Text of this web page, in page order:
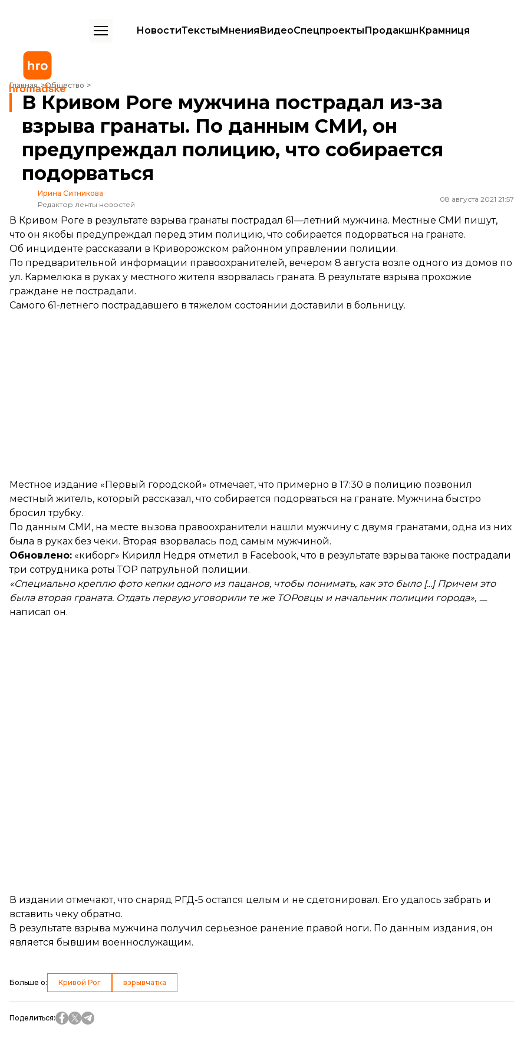
НовостиТекстыМненияВидеоСпецпроектыПродакшнКрамниця
Главная Общество
В Кривом Роге мужчина пострадал из-за взрыва гранаты. По данным СМИ, он предупреждал полицию, что собирается подорваться
В Кривом Роге мужчина пострадал из-за
взрыва гранаты. По данным СМИ, он
предупреждал полицию, что собирается
подорваться
Ирина Ситникова
Редактор ленты новостей
08 августа 2021 21:57
В Кривом Роге в результате взрыва гранаты пострадал 61—летний мужчина. Местные СМИ пишут,
что он якобы предупреждал перед этим полицию, что собирается подорваться на гранате.
Об инциденте рассказали в Криворожском районном управлении полиции.
По предварительной информации правоохранителей, вечером 8 августа возле одного из домов по
ул. Кармелюка в руках у местного жителя взорвалась граната. В результате взрыва прохожие
граждане не пострадали.
Самого 61-летнего пострадавшего в тяжелом состоянии доставили в больницу.
Местное издание «Первый городской» отмечает, что примерно в 17:30 в полицию позвонил
местный житель, который рассказал, что собирается подорваться на гранате. Мужчина быстро
бросил трубку.
По данным СМИ, на месте вызова правоохранители нашли мужчину с двумя гранатами, одна из них
была в руках без чеки. Вторая взорвалась под самым мужчиной.
Обновлено: «киборг» Кирилл Недря отметил в Facebook, что в результате взрыва также пострадали
три сотрудника роты ТОР патрульной полиции.
«Специально креплю фото кепки одного из пацанов, чтобы понимать, как это было [...] Причем это
была вторая граната. Отдать первую уговорили те же ТОРовцы и начальник полиции города», ㅡ
написал он.
В издании отмечают, что снаряд РГД-5 остался целым и не сдетонировал. Его удалось забрать и
вставить чеку обратно.
В результате взрыва мужчина получил серьезное ранение правой ноги. По данным издания, он
является бывшим военнослужащим.
Больше о: Кривой Рог взрывчатка
Поделиться: